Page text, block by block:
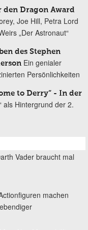
Dragon Award
Joe Hill, Petra Lord
„Der Astronaut“
des Stephen
Ein genialer
Persönlichkeiten
to Derry“ - In der
als Hintergrund der 2.
Vader braucht mal
machen